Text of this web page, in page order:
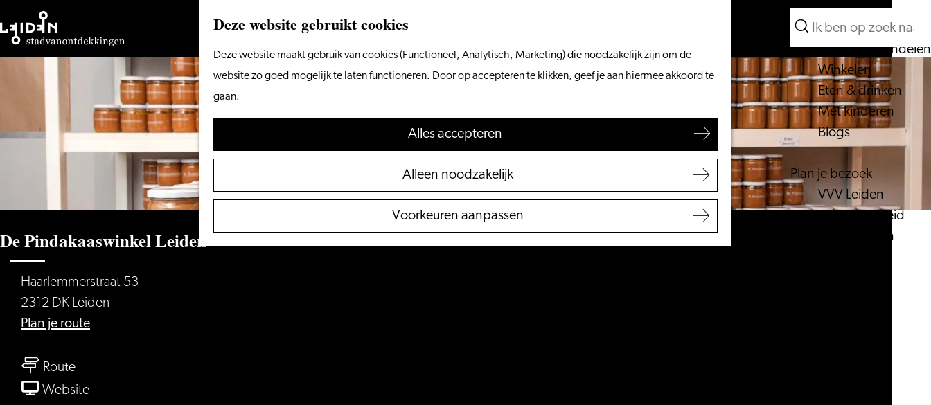
Deze website gebruikt cookies
Deze website maakt gebruik van cookies (Functioneel, Analytisch, Marketing) die noodzakelijk zijn om de
website zo goed mogelijk te laten functioneren. Door op accepteren te klikken, geef je aan hiermee akkoord te
gaan.
Alles accepteren
Alleen noodzakelijk
Voorkeuren aanpassen
Ga
Menu
Zoeken
Wat te doen
Vanaf het water
Fietsen & wandelen
Winkelen
Eten & drinken
Met kinderen
Blogs
Plan je bezoek
VVV Leiden
Bereikbaarheid
Overnachten
Zoeken
De Pindakaaswinkel Leiden
Haarlemmerstraat 53
2312 DK Leiden
Plan je routenaar
Routenaar
De
Websitevan